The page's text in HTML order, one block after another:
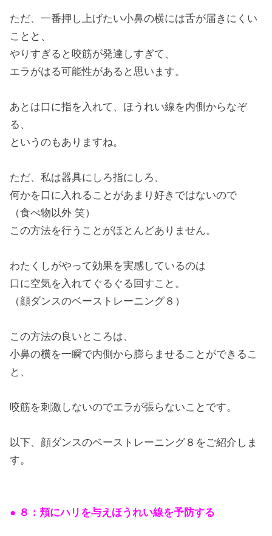
ただ、一番押し上げたい小鼻の横には舌が届きにくい
ことと、
やりすぎると咬筋が発達しすぎて、
エラがはる可能性があると思います。
あとは口に指を入れて、ほうれい線を内側からなぞ
る、
というのもありますね。
ただ、私は器具にしろ指にしろ、
何かを口に入れることがあまり好きではないので
（食べ物以外 笑）
この方法を行うことがほとんどありません。
わたくしがやって効果を実感しているのは
口に空気を入れてぐるぐる回すこと。
（顔ダンスのベーストレーニング８）
この方法の良いところは、
小鼻の横を一瞬で内側から膨らませることができるこ
と、
咬筋を刺激しないのでエラが張らないことです。
以下、顔ダンスのベーストレーニング８をご紹介しま
す。
● ８：頬にハリを与えほうれい線を予防する